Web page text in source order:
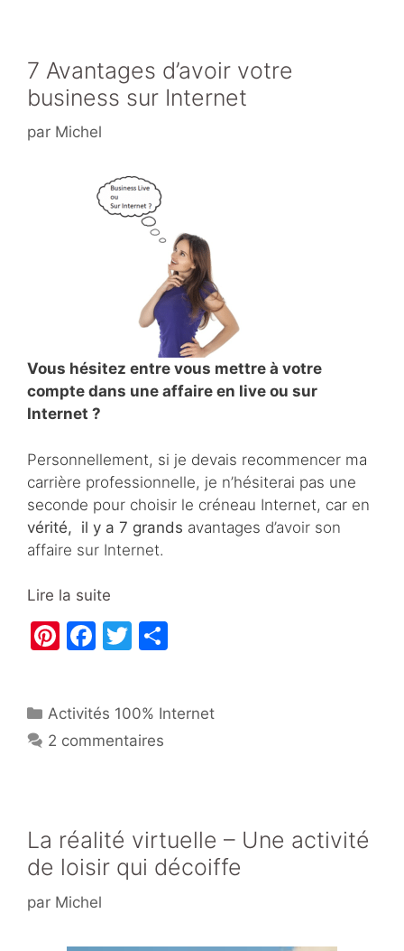
k
7 Avantages d’avoir votre
business sur Internet
par Michel
Vous hésitez entre vous mettre à votre
compte dans une affaire en live ou sur
Internet ?
Personnellement, si je devais recommencer ma
carrière professionnelle, je n’hésiterai pas une
seconde pour choisir le créneau Internet, car en
vérité, il y a 7 grands avantages d’avoir son
affaire sur Internet.
Lire la suite
Pi
e
st
F
e
b
k
T
er g
Catégories
Activités 100% Internet
2 commentaires
La réalité virtuelle – Une activité
de loisir qui décoiffe
par Michel